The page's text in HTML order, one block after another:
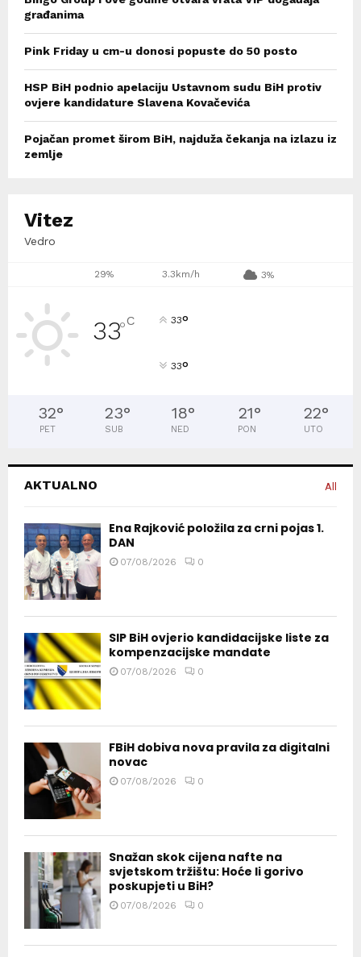
građanima
Pink Friday u cm-u donosi popuste do 50 posto
HSP BiH podnio apelaciju Ustavnom sudu BiH protiv
ovjere kandidature Slavena Kovačevića
Pojačan promet širom BiH, najduža čekanja na izlazu iz
zemlje
Vitez
Vedro
29% 3.3km/h 3%
33°C 33°
33°
32°
PET
23°
SUB
18°
NED
21°
PON
22°
UTO
AKTUALNO All
Ena Rajković položila za crni pojas 1.
DAN
07/08/2026 0
SIP BiH ovjerio kandidacijske liste za
kompenzacijske mandate
07/08/2026 0
FBiH dobiva nova pravila za digitalni
novac
07/08/2026 0
Snažan skok cijena nafte na
svjetskom tržištu: Hoće li gorivo
poskupjeti u BiH?
07/08/2026 0